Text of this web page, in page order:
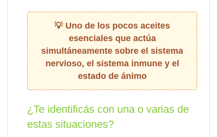
Uno de los pocos aceites
esenciales que actúa
simultáneamente sobre el sistema
nervioso, el sistema inmune y el
estado de ánimo
¿Te identificás con una o varias de
estas situaciones?